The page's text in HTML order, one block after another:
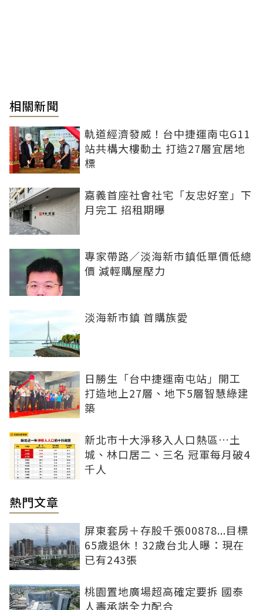
相關新聞
軌道經濟發威！台中捷運南屯G11
站共構大樓動土 打造27層宜居地
標
嘉義首座社會社宅「友忠好室」下
月完工 招租期曝
專家帶路／淡海新市鎮低單價低總
價 減輕購屋壓力
淡海新市鎮 首購族愛
日勝生「台中捷運南屯站」開工
打造地上27層、地下5層智慧綠建
築
新北市十大淨移入人口熱區…土
城、林口居二、三名 冠軍每月破4
千人
熱門文章
屏東套房＋存股千張00878...目標
65歲退休！32歲台北人曝：現在
已有243張
桃園置地廣場超高確定要拆 國泰
人壽承諾全力配合